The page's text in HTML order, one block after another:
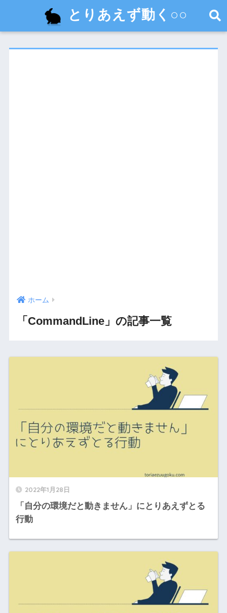
とりあえず動く○○
ホーム
「CommandLine」の記事一覧
2022年1月28日
「自分の環境だと動きません」にとりあえずとる
行動